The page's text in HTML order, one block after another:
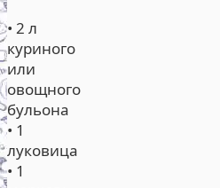
• 2 л
куриного
или
овощного
бульона
• 1
луковица
• 1